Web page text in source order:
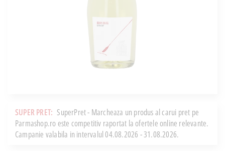
SUPER PRET: SuperPret - Marcheaza un produs al carui pret pe
Parmashop.ro este competitiv raportat la ofertele online relevante.
Campanie valabila in intervalul 04.08.2026 - 31.08.2026.